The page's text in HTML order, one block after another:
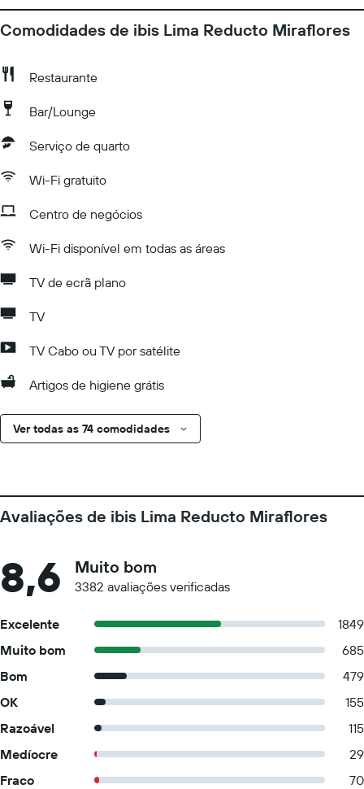
Comodidades de ibis Lima Reducto Miraflores
Restaurante
Bar/Lounge
Serviço de quarto
Wi-Fi gratuito
Centro de negócios
Wi-Fi disponível em todas as áreas
TV de ecrã plano
TV
TV Cabo ou TV por satélite
Artigos de higiene grátis
Ver todas as 74 comodidades
Avaliações de ibis Lima Reducto Miraflores
8,6 Muito bom
3382 avaliações verificadas
Excelente
1849
Muito bom
685
Bom
479
OK
155
Razoável
115
Medíocre
29
Fraco
70